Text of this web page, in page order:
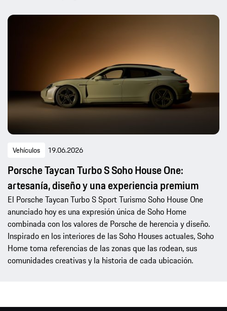
Vehículos 19.06.2026
Porsche Taycan Turbo S Soho House One:
artesanía, diseño y una experiencia premium
El Porsche Taycan Turbo S Sport Turismo Soho House One
anunciado hoy es una expresión única de Soho Home
combinada con los valores de Porsche de herencia y diseño.
Inspirado en los interiores de las Soho Houses actuales, Soho
Home toma referencias de las zonas que las rodean, sus
comunidades creativas y la historia de cada ubicación.